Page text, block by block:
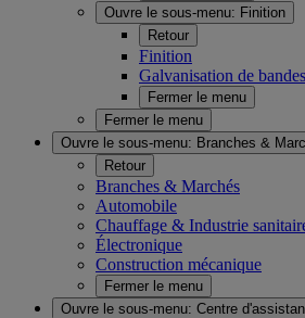
Ouvre le sous-menu: Finition
Retour
Finition
Galvanisation de
Fermer le menu
Fermer le menu
Ouvre le sous-menu: Branches &
Retour
Branches & Marchés
Automobile
Chauffage & Industrie
Électronique
Construction mécanique
Fermer le menu
Ouvre le sous-menu: Centre